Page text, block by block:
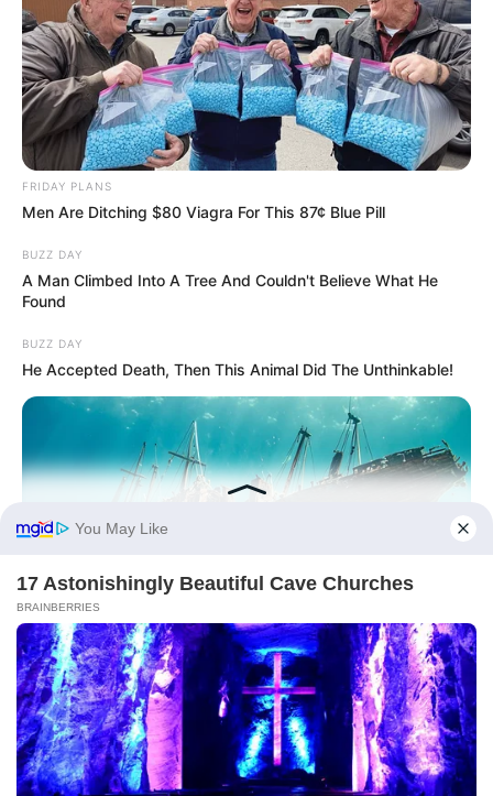
FRIDAY PLANS
Men Are Ditching $80 Viagra For This 87¢ Blue Pill
BUZZ DAY
A Man Climbed Into A Tree And Couldn't Believe What He
Found
BUZZ DAY
He Accepted Death, Then This Animal Did The Unthinkable!
BUZZ DAY
They Found A Ship Nobody Had Touched In Over 2,400
Years
BUZZ DAY
Remember Kerri-Anne? Better Sit Down Before You See Her